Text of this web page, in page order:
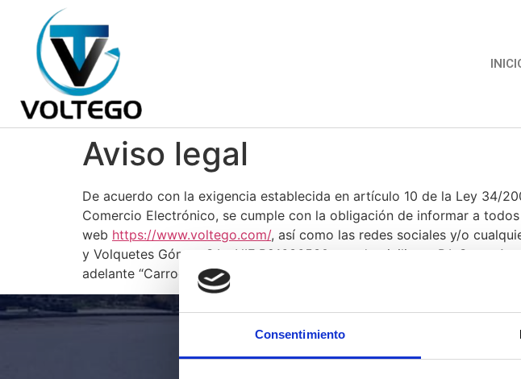
Consentimiento
Aviso legal
De acuerdo con la exigencia establecida en artículo 10 de la Ley 34/
Comercio Electrónico, se cumple con la obligación de informar a
web https://www.voltego.com/, así como las redes sociales y/o
y Volquetes Gómez S.L., NIF B91636530 con domicilio en P.I. Santa
adelante “Carrocerías y Volquetes Gómez, S.L.” y cuyo correo